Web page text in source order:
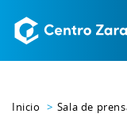
Inicio Sala de